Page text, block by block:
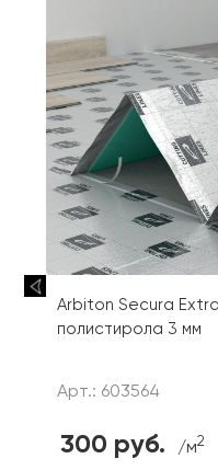
Arbiton Secura
полистирола 3 мм
Арт.: 603564
300 руб. /м2